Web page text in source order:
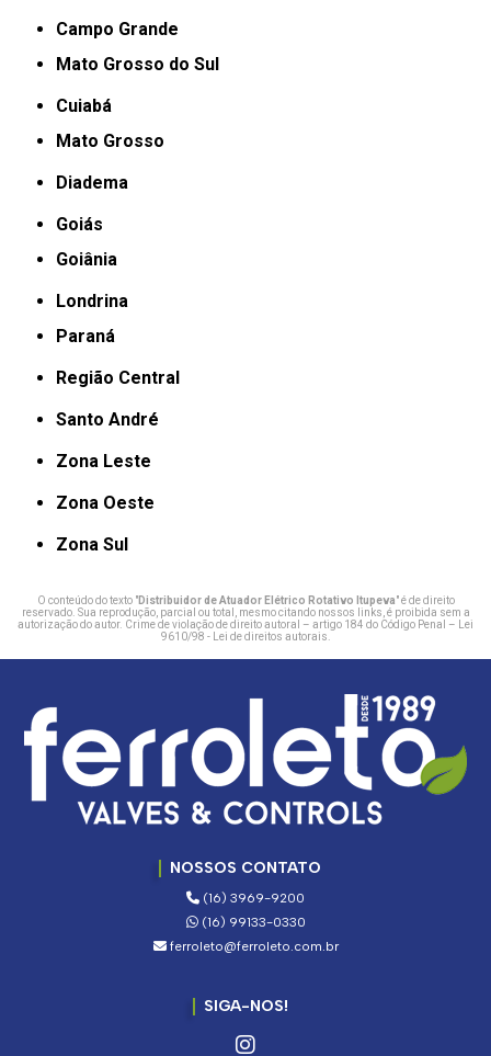
Campo Grande
Mato Grosso do Sul
Cuiabá
Mato Grosso
Diadema
Goiás
Goiânia
Londrina
Paraná
Região Central
Santo André
Zona Leste
Zona Oeste
Zona Sul
O conteúdo do texto "Distribuidor de Atuador Elétrico Rotativo Itupeva" é de direito
reservado. Sua reprodução, parcial ou total, mesmo citando nossos links, é proibida sem a
autorização do autor. Crime de violação de direito autoral – artigo 184 do Código Penal –
Lei
9610/98 - Lei de direitos autorais
NOSSOS CONTATO
(16) 3969-9200
(16) 99133-0330
ferroleto@ferroleto.com.br
SIGA-NOS!